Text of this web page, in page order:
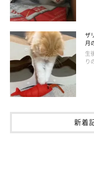
むぎゅっ
@jirosan77
こちら、クリアケースに
くて狭い場所に体をギチ
とくっつけて、本
ザ
月
生
り
新着